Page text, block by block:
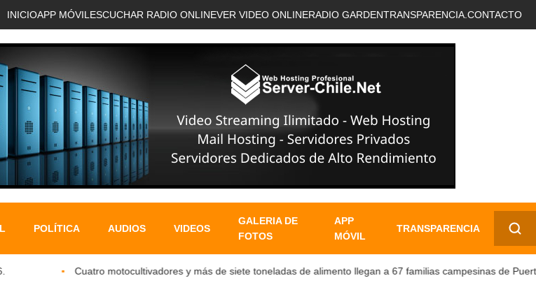
INICIOAPP MÓVIL ESCUCHAR RADIO ONLINEVER VIDEO ONLINERADIO GARDENTRANSPARENCIA. CONTACTO
POLÍTICA AUDIOS VIDEOS
GALERIA DE
FOTOS
APP
MÓVIL
TRANSPARENCIA
✕
Cuatro motocultivadores y más de siete toneladas de alimento llegan a 67 familias campesinas de Puerto